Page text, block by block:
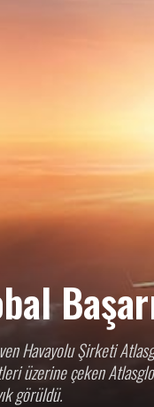
Havayolu Şirketi
üzerine çeken
görüldü.